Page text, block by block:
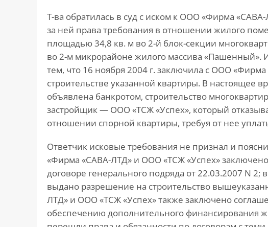
Т-ва обратилась в суд с иском к ООО «Фирма
за ней права требования в отношении жилого
площадью 34,8 кв. м во 2-й блок-секции
во 2-м микрорайоне жилого массива «Пашенный».
тем, что 16 ноября 2004 г. заключила с ООО
строительстве указанной квартиры. В настоящее
объявлена банкротом, строительство
застройщик — ООО «ТСЖ «Успех», который
отношении спорной квартиры, требуя от нее
Ответчик исковые требования не признал и
«Фирма «САВА-ЛТД» и ООО «ТСЖ «Успех»
договоре генерального подряда от 22.03.2007 N
выдано разрешение на строительство
ЛТД» и ООО «ТСЖ «Успех» также заключено
обеспечению дополнительного финансирования